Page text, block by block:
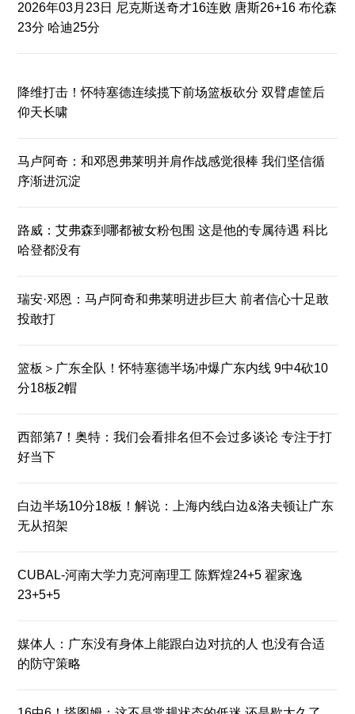
2026年03月23日 尼克斯送奇才16连败 唐斯26+16 布伦森
23分 哈迪25分
降维打击！怀特塞德连续揽下前场篮板砍分 双臂虐筐后
仰天长啸
马卢阿奇：和邓恩弗莱明并肩作战感觉很棒 我们坚信循
序渐进沉淀
路威：艾弗森到哪都被女粉包围 这是他的专属待遇 科比
哈登都没有
瑞安·邓恩：马卢阿奇和弗莱明进步巨大 前者信心十足敢
投敢打
篮板＞广东全队！怀特塞德半场冲爆广东内线 9中4砍10
分18板2帽
西部第7！奥特：我们会看排名但不会过多谈论 专注于打
好当下
白边半场10分18板！解说：上海内线白边&洛夫顿让广东
无从招架
CUBAL-河南大学力克河南理工 陈辉煌24+5 翟家逸
23+5+5
媒体人：广东没有身体上能跟白边对抗的人 也没有合适
的防守策略